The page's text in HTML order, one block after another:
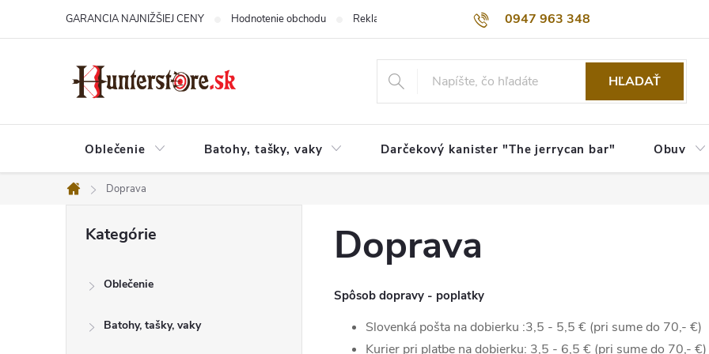
0947 963 348
GARANCIA NAJNIŽŠIEJ CENY Hodnotenie obchodu Reklamačný poriadok Obchodné podmienky
HĽADAŤ
Oblečenie Batohy, tašky, vaky Darčekový kanister "The jerrycan bar" Obuv
Domov
Doprava
kategórie
Kategórie
Oblečenie
Batohy, tašky, vaky
Doprava
Spôsob dopravy - poplatky
Slovenká pošta na dobierku :3,5 - 5,5 € (pri sume do 70,- €)
Kurier pri platbe na dobierku: 3,5 - 6,5 € (pri sume do 70,- €)